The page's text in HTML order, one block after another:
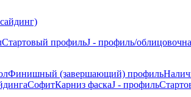
Стартовый профильJ - профиль/
Финишный (завершающий) профиль
СофитКарниз фаскаJ - профиль